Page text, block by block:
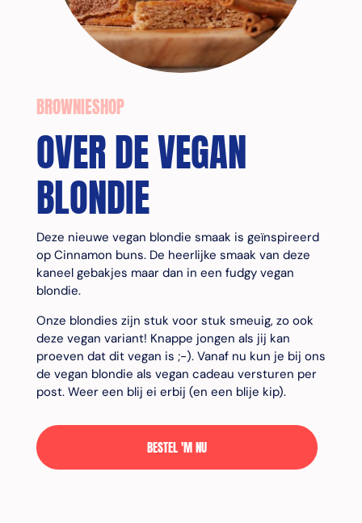
BROWNIESHOP
OVER DE VEGAN
BLONDIE
Deze nieuwe vegan blondie smaak is geïnspireerd
op Cinnamon buns. De heerlijke smaak van deze
kaneel gebakjes maar dan in een fudgy vegan
blondie.
Onze blondies zijn stuk voor stuk smeuig, zo ook
deze vegan variant! Knappe jongen als jij kan
proeven dat dit vegan is ;-). Vanaf nu kun je bij ons
de vegan blondie als vegan cadeau versturen per
post. Weer een blij ei erbij (en een blije kip).
BESTEL 'M NU